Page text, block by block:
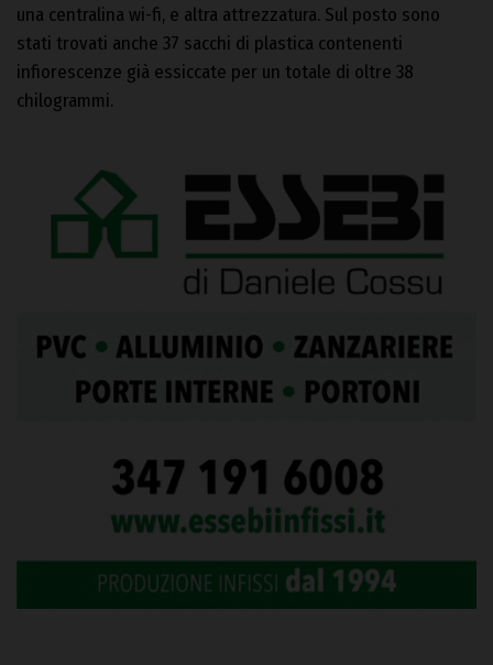
una centralina wi-fi, e altra attrezzatura. Sul posto sono
stati trovati anche 37 sacchi di plastica contenenti
infiorescenze già essiccate per un totale di oltre 38
chilogrammi.